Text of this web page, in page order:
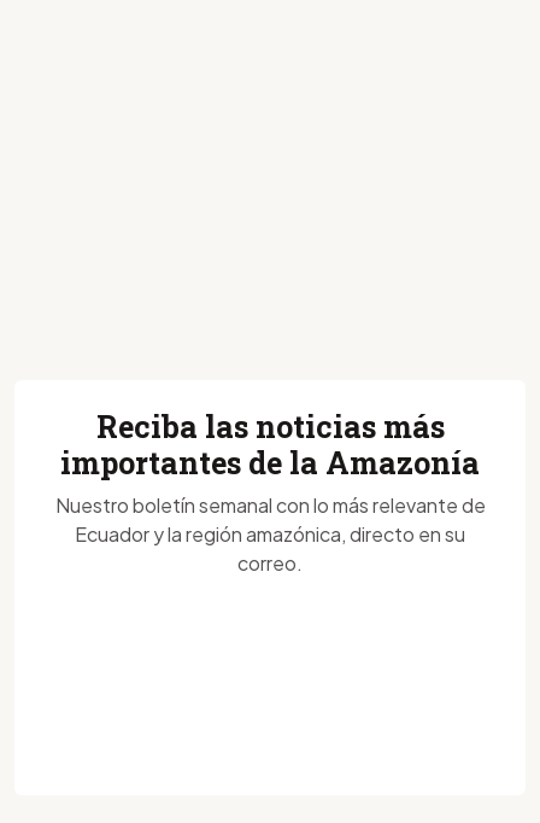
Reciba las noticias más
importantes de la Amazonía
Nuestro boletín semanal con lo más relevante de
Ecuador y la región amazónica, directo en su
correo.